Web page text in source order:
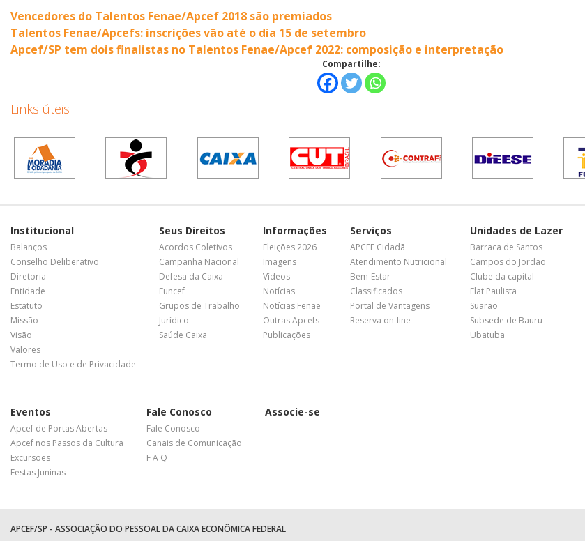
Vencedores do Talentos Fenae/Apcef 2018 são premiados
Talentos Fenae/Apcefs: inscrições vão até o dia 15 de setembro
Apcef/SP tem dois finalistas no Talentos Fenae/Apcef 2022: composição e interpretação
Compartilhe:
Links úteis
Institucional
Balanços
Conselho Deliberativo
Diretoria
Entidade
Estatuto
Missão
Visão
Valores
Termo de Uso e de Privacidade
Seus Direitos
Acordos Coletivos
Campanha Nacional
Defesa da Caixa
Funcef
Grupos de Trabalho
Jurídico
Saúde Caixa
Informações
Eleições 2026
Imagens
Vídeos
Notícias
Notícias Fenae
Outras Apcefs
Publicações
Serviços
APCEF Cidadã
Atendimento Nutricional
Bem-Estar
Classificados
Portal de Vantagens
Reserva on-line
Unidades de Lazer
Barraca de Santos
Campos do Jordão
Clube da capital
Flat Paulista
Suarão
Subsede de Bauru
Ubatuba
Eventos
Apcef de Portas Abertas
Apcef nos Passos da Cultura
Excursões
Festas Juninas
Fale Conosco
Fale Conosco
Canais de Comunicação
F A Q
Associe-se
APCEF/SP - ASSOCIAÇÃO DO PESSOAL DA CAIXA ECONÔMICA FEDERAL